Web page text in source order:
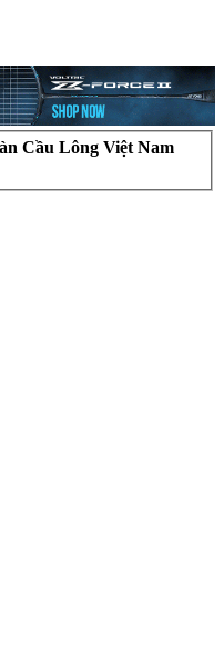
Cầu Lông Việt Nam